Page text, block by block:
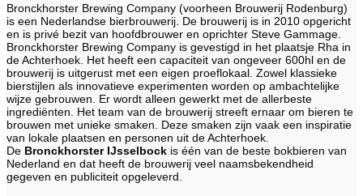
Bronckhorster Brewing Company (voorheen Brouwerij Rodenburg)
is een Nederlandse bierbrouwerij. De brouwerij is in 2010 opgericht
en is privé bezit van hoofdbrouwer en oprichter Steve Gammage.
Bronckhorster Brewing Company is gevestigd in het plaatsje Rha in
de Achterhoek. Het heeft een capaciteit van ongeveer 600hl en de
brouwerij is uitgerust met een eigen proeflokaal. Zowel klassieke
bierstijlen als innovatieve experimenten worden op ambachtelijke
wijze gebrouwen. Er wordt alleen gewerkt met de allerbeste
ingrediënten. Het team van de brouwerij streeft ernaar om bieren te
brouwen met unieke smaken. Deze smaken zijn vaak een inspiratie
van lokale plaatsen en personen uit de Achterhoek.
De Bronckhorster IJsselbock is één van de beste bokbieren van
Nederland en dat heeft de brouwerij veel naamsbekendheid
gegeven en publiciteit opgeleverd.